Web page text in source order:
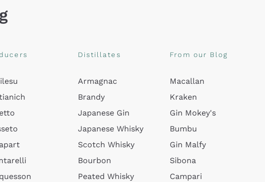
Distillates
Armagnac
Brandy
Japanese Gin
Japanese Whisky
Scotch Whisky
Bourbon
Peated Whisky
From our Blog
Macallan
Kraken
Gin Mokey's
Bumbu
Gin Malfy
Sibona
Campari